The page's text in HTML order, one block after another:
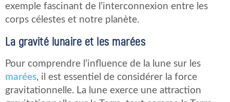
exemple fascinant de l’interconnexion entre les
corps célestes et notre planète.
La gravité lunaire et les marées
Pour comprendre l’influence de la lune sur les
marées, il est essentiel de considérer la force
gravitationnelle. La lune exerce une attraction